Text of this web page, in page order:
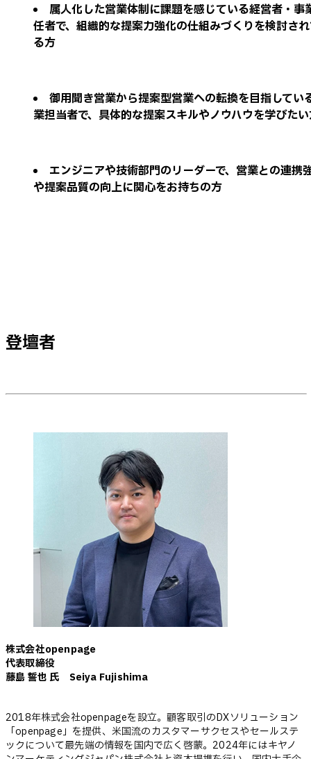
属人化した営業体制に課題を感じている経営者・事
任者で、組織的な提案力強化の仕組みづくりを検討さ
る方
御用聞き営業から提案型営業への転換を目指してい
業担当者で、具体的な提案スキルやノウハウを学びた
エンジニアや技術部門のリーダーで、営業との連携
や提案品質の向上に関心をお持ちの方
登壇者
株式会社openpage
代表取締役
藤島 誓也 氏 Seiya Fujishima
2018年株式会社openpageを設立。顧客取引のDXソリューション
「openpage」を提供、米国流のカスタマーサクセスやセールステ
ックについて最先端の情報を国内で広く啓蒙。2024年にはキヤノ